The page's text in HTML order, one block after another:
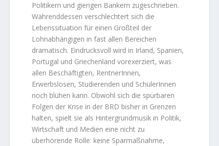
Politikern und gierigen Bankern zugeschrieben.
Währenddessen verschlechtert sich die
Lebenssituation für einen Großteil der
Lohnabhängigen in fast allen Bereichen
dramatisch. Eindrucksvoll wird in Irland, Spanien,
Portugal und Griechenland vorexerziert, was
allen Beschäftigten, RentnerInnen,
Erwerbslosen, Studierenden und SchülerInnen
noch blühen kann. Obwohl sich die spürbaren
Folgen der Krise in der BRD bisher in Grenzen
halten, spielt sie als Hintergrundmusik in Politik,
Wirtschaft und Medien eine nicht zu
überhörende Rolle: keine Sparmaßnahme,